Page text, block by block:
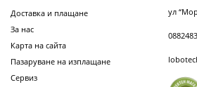
Доставка и плащане
За нас
Карта на сайта
Пазаруване на изплащане
Сервиз
ул